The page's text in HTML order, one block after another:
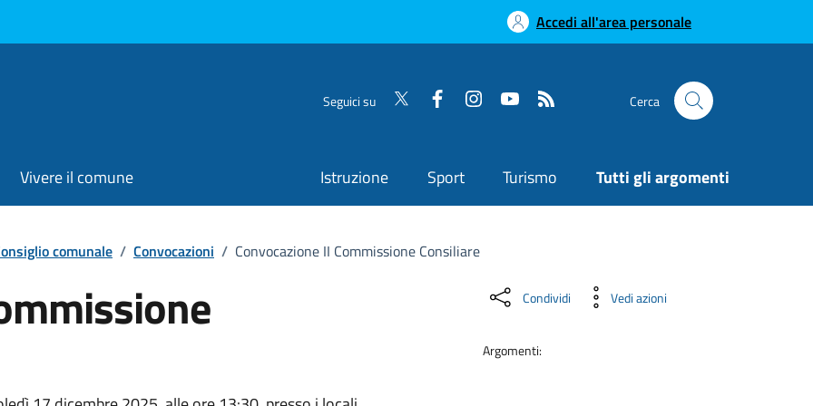
Accedi all'area personale
Seguici su Cerca
Vivere il comune Istruzione Sport Turismo Tutti gli argomenti
comunale / Convocazioni / Convocazione II Commissione Consiliare
Condividi Vedi azioni
Argomenti: